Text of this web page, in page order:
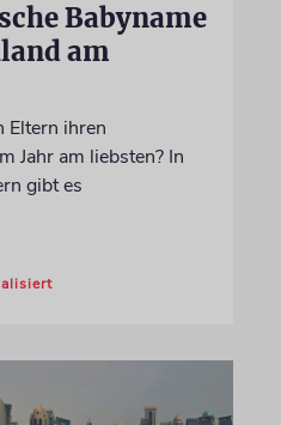
Babyname
am
Eltern ihren
Jahr am liebsten? In
gibt es